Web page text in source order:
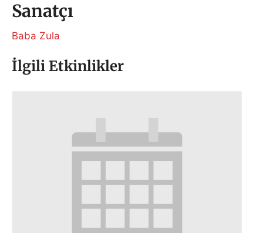
Sanatçı
Baba Zula
İlgili Etkinlikler